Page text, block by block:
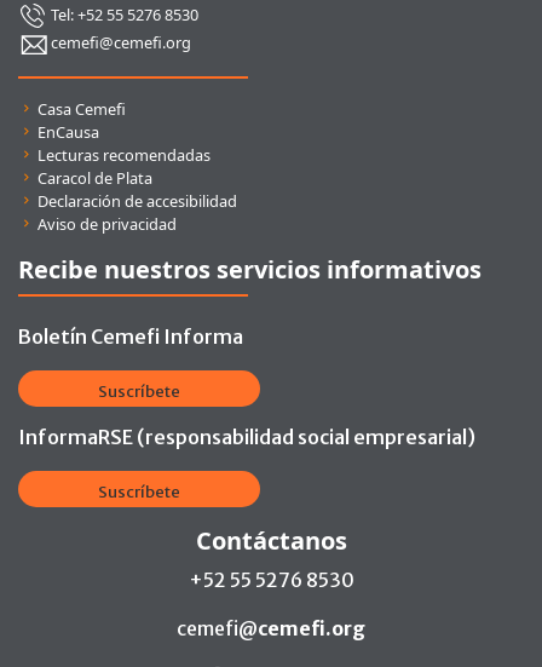
Tel: +52 55 5276 8530
cemefi@cemefi.org
Enlaces rápidos
Casa Cemefi
EnCausa
Lecturas recomendadas
Caracol de Plata
Declaración de accesibilidad
Aviso de privacidad
Recibe nuestros servicios informativos
Boletín Cemefi Informa
Suscríbete
InformaRSE (responsabilidad social empresarial)
Suscríbete
Contáctanos
+52 55 5276 8530
cemefi@cemefi.org